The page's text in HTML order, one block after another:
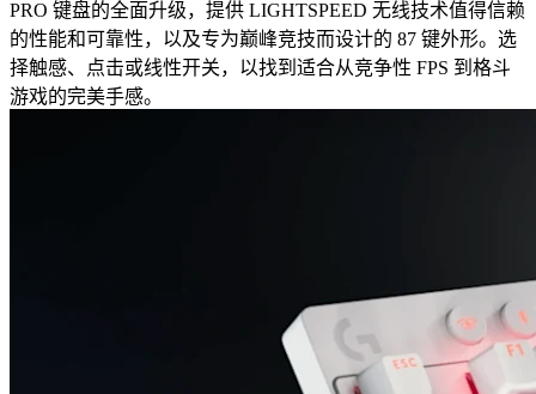
PRO 键盘的全面升级，提供 LIGHTSPEED 无线技术值得信赖
的性能和可靠性，以及专为巅峰竞技而设计的 87 键外形。选
择触感、点击或线性开关，以找到适合从竞争性 FPS 到格斗
游戏的完美手感。